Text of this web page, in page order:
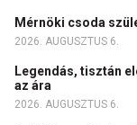
Mérnöki csoda
2026. AUGUSZTUS 6.
Legendás, tisztán
az ára
2026. AUGUSZTUS 6.